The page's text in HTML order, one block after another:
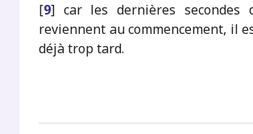
[9] car les dernières secondes
reviennent au commencement, il
déjà trop tard.